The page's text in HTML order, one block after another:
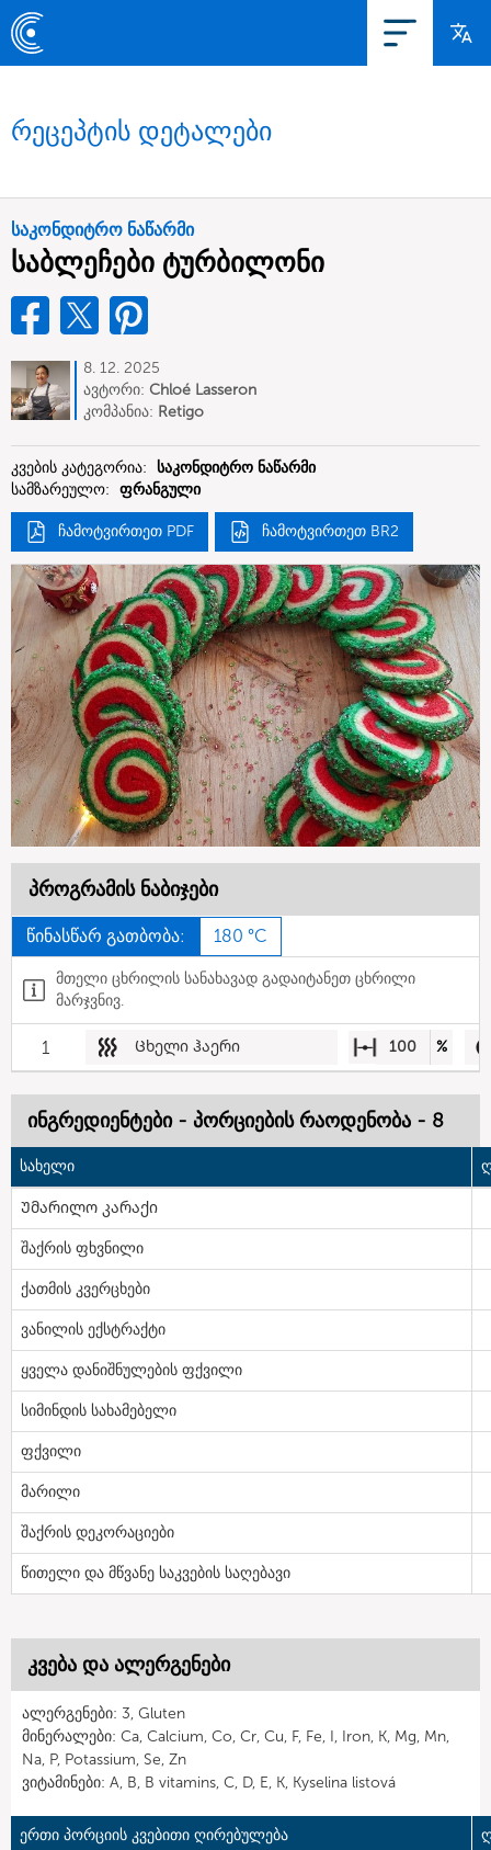
რეცეპტის დეტალები
საკონდიტრო ნაწარმი
საბლეჩები ტურბილონი
8. 12. 2025
ავტორი: Chloé Lasseron
კომპანია: Retigo
კვების კატეგორია: საკონდიტრო ნაწარმი
სამზარეულო: ფრანგული
ჩამოტვირთეთ PDF ჩამოტვირთეთ BR2
პროგრამის ნაბიჯები
წინასწარ გათბობა: 180 °C
მთელი ცხრილის სანახავად გადაიტანეთ ცხრილი
მარჯვნივ.
1 Ცხელი ჰაერი 100 %
ინგრედიენტები - პორციების რაოდენობა - 8
სახელი
Უმარილო კარაქი
შაქრის ფხვნილი
ქათმის კვერცხები
ვანილის ექსტრაქტი
ყველა დანიშნულების ფქვილი
სიმინდის სახამებელი
ფქვილი
მარილი
შაქრის დეკორაციები
წითელი და მწვანე საკვების საღებავი
კვება და ალერგენები
ალერგენები: 3, Gluten
მინერალები: Ca, Calcium, Co, Cr, Cu, F, Fe, I, Iron, K, Mg, Mn,
Na, P, Potassium, Se, Zn
ვიტამინები: A, B, B vitamins, C, D, E, K, Kyselina listová
ერთი პორციის კვებითი ღირებულება